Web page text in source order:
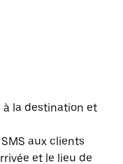
la destination et
aux clients
et le lieu de